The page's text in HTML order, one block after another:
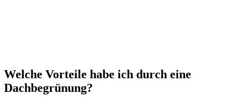
Welche Vorteile habe ich durch eine
Dachbegrünung?